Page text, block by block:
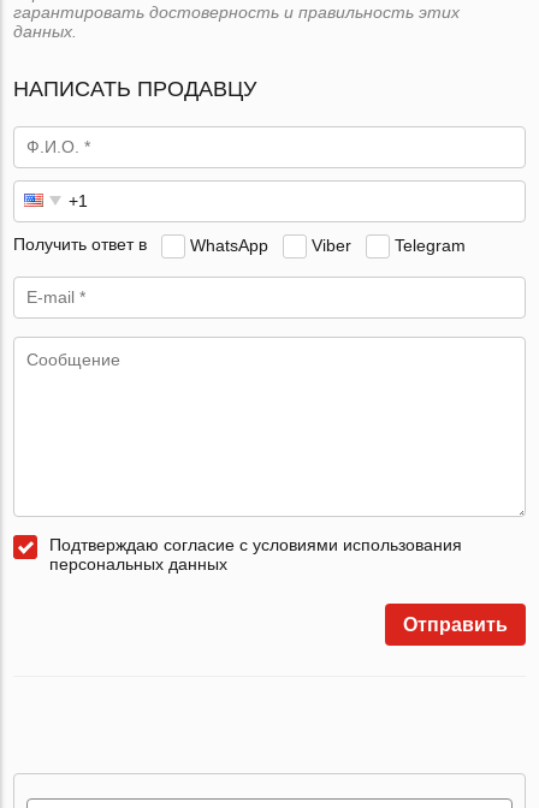
гарантировать достоверность и правильность этих
данных.
НАПИСАТЬ ПРОДАВЦУ
Получить ответ в WhatsApp Viber Telegram
Подтверждаю согласие с условиями использования
персональных данных
Отправить